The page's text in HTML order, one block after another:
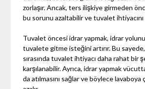
zorlaşır. Ancak, ters ilişkiye girmeden
bu sorunu azaltabilir ve tuvalet ihtiyacını
Tuvalet öncesi idrar yapmak, idrar
tuvalete gitme isteğini artırır. Bu
sırasında tuvalet ihtiyacı daha rahat bir
karşılanabilir. Ayrıca, idrar yapmak
da atılmasını sağlar ve böylece lavaboya